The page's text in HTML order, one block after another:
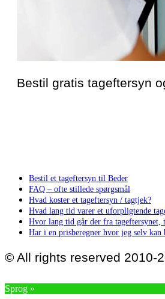
Bestil gratis tageftersyn
Bestil et tageftersyn til Beder
FAQ – ofte stillede spørgsmål
Hvad koster et tageftersyn / tagtjek?
Hvad lang tid varer et uforpligtende
Hvor lang tid går der fra tageftersynet,
Har i en prisberegner hvor jeg selv kan
© All rights reserved 2010-
Sprog »